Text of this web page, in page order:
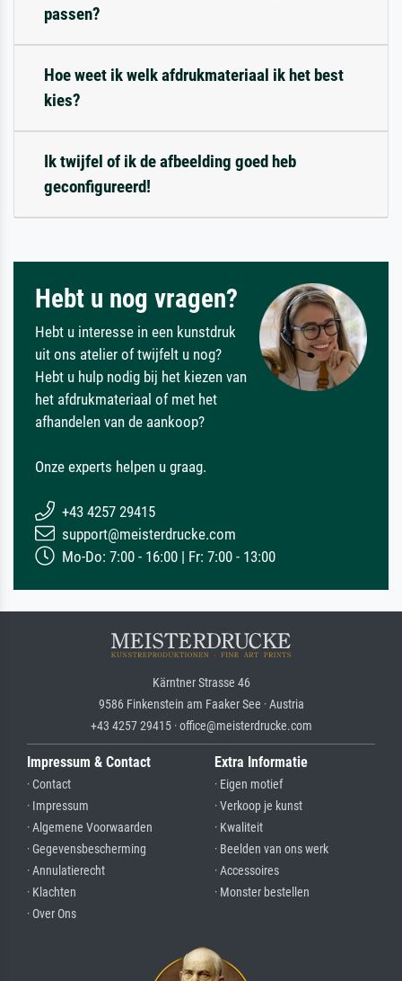
passen?
Hoe weet ik welk afdrukmateriaal ik het best
kies?
Ik twijfel of ik de afbeelding goed heb
geconfigureerd!
Hebt u nog vragen?
Hebt u interesse in een kunstdruk
uit ons atelier of twijfelt u nog?
Hebt u hulp nodig bij het kiezen van
het afdrukmateriaal of met het
afhandelen van de aankoop?
Onze experts helpen u graag.
+43 4257 29415
support@meisterdrucke.com
Mo-Do: 7:00 - 16:00 | Fr: 7:00 - 13:00
Kärntner Strasse 46
9586 Finkenstein am Faaker See · Austria
+43 4257 29415 · office@meisterdrucke.com
Impressum & Contact
· Contact
· Impressum
· Algemene Voorwaarden
· Gegevensbescherming
· Annulatierecht
· Klachten
· Over Ons
Extra Informatie
· Eigen motief
· Verkoop je kunst
· Kwaliteit
· Beelden van ons werk
· Accessoires
· Monster bestellen